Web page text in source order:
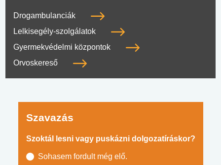
Drogambulanciák
Lelkisegély-szolgálatok
Gyermekvédelmi központok
Orvoskereső
Szavazás
Szoktál lesni vagy puskázni dolgozatíráskor?
Sohasem fordult még elő.